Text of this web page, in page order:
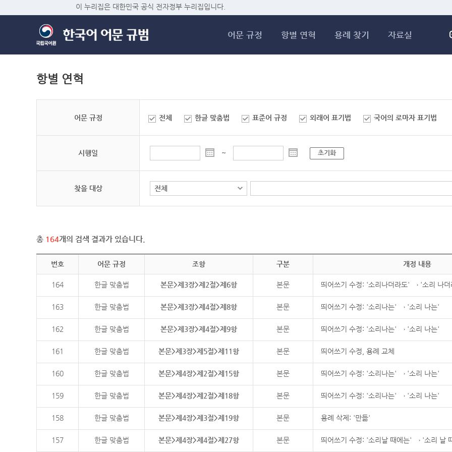
이 누리집은 대한민국 공식 전자정부 누리집입니다.
어문 규정 항별 연혁 용례 찾기 자료실
항별 연혁
어문 규정 전체 한글 맞춤법 표준어 규정 외래어 표기법 국어의 로마자 표기법
시행일 ~ 초기화
찾을 대상
총 164개의 검색 결과가 있습니다.
번호 어문 규정 조항 구분 개정 내용
164 한글 맞춤법 본문>제3장>제2절>제6항 본문 띄어쓰기 수정: '소리나더라도' → '소리 나더
163 한글 맞춤법 본문>제3장>제4절>제8항 본문 띄어쓰기 수정: '소리나는' → '소리 나는'
162 한글 맞춤법 본문>제3장>제4절>제9항 본문 띄어쓰기 수정: '소리나는' → '소리 나는'
161 한글 맞춤법 본문>제3장>제5절>제11항 본문 띄어쓰기 수정, 용례 교체
160 한글 맞춤법 본문>제4장>제2절>제15항 본문 띄어쓰기 수정: '소리나는' → '소리 나는'
159 한글 맞춤법 본문>제4장>제2절>제18항 본문 띄어쓰기 수정: '소리나는' → '소리 나는'
158 한글 맞춤법 본문>제4장>제3절>제19항 본문 용례 삭제: '만듦'
157 한글 맞춤법 본문>제4장>제4절>제27항 본문 띄어쓰기 수정: '소리날 때에는' → '소리 날